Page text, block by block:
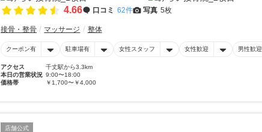
4.66 口コミ 62件 写真 5枚
接骨・整骨 マッサージ 整体
クーポン有 駐車場有 女性スタッフ 女性歓迎 男性歓迎
アクセス
千丈駅から3.3km
本日の営業状況 9:00〜18:00
価格帯
￥1,700〜￥4,000
店舗公式